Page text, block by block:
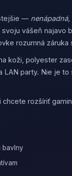
—
vášeň najavo
rozumná záruka
koži, polyester
party. Nie je
rozšíriť
bavlny